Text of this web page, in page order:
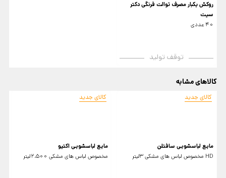
روکش یکبار مصرف توالت فرنگی دکتر
سیت
40 عددی
توقف تولید
کالاهای مشابه
کالای جدید
مایع لباسشویی سافتلن
HD مخصوص لباس های مشکی 3لیتر
کالای جدید
مایع لباسشویی اکتیو
مخصوص لباس های مشکی 2.500لیتر